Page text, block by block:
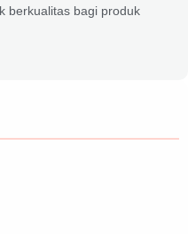
berkualitas bagi produk